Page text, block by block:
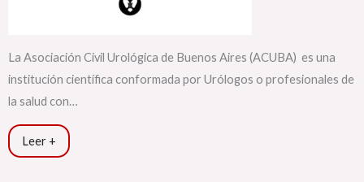
La Asociación Civil Urológica de Buenos Aires (ACUBA) es una
institución científica conformada por Urólogos o profesionales de
la salud con…
Leer +